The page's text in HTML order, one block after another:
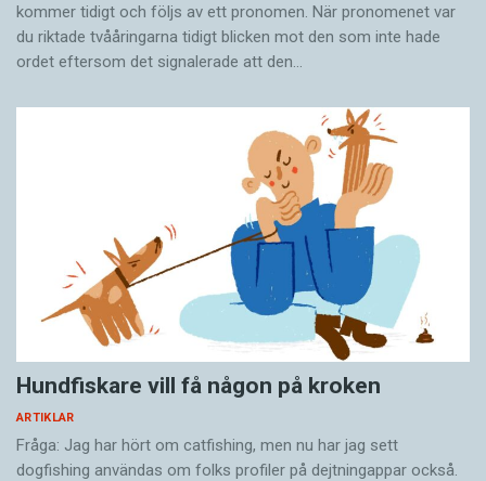
kommer tidigt och följs av ett pronomen. När pronomenet var
du riktade tvååringarna tidigt blicken mot den som inte hade
ordet eftersom det ­signalerade att den…
Hundfiskare vill få någon på kroken
ARTIKLAR
Fråga: Jag har hört om catfishing, men nu har jag sett
dogfishing användas om folks profiler på dejtningappar också.